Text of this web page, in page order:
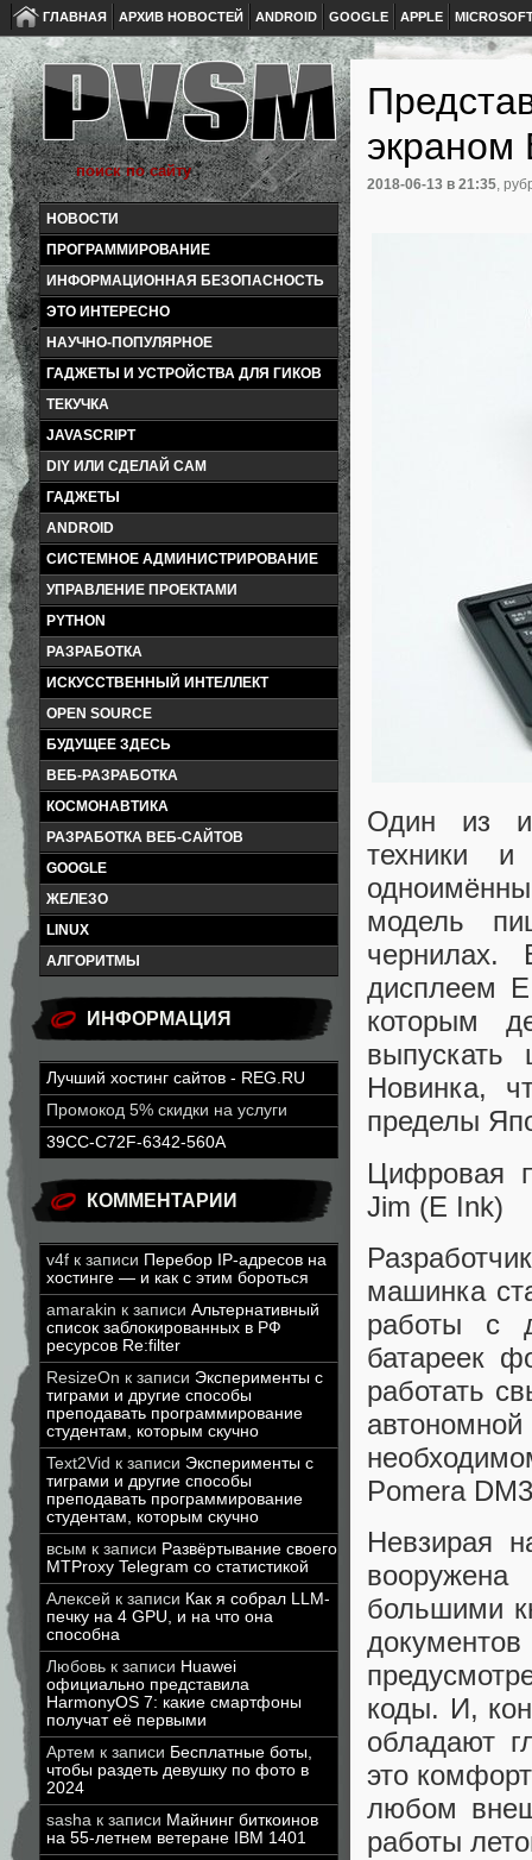
ГЛАВНАЯ АРХИВ НОВОСТЕЙ ANDROID GOOGLE APPLE
НОВОСТИ
ПРОГРАММИРОВАНИЕ
ИНФОРМАЦИОННАЯ БЕЗОПАСНОСТЬ
ЭТО ИНТЕРЕСНО
НАУЧНО-ПОПУЛЯРНОЕ
ГАДЖЕТЫ И УСТРОЙСТВА ДЛЯ ГИКОВ
ТЕКУЧКА
JAVASCRIPT
DIY ИЛИ СДЕЛАЙ САМ
ГАДЖЕТЫ
ANDROID
СИСТЕМНОЕ АДМИНИСТРИРОВАНИЕ
УПРАВЛЕНИЕ ПРОЕКТАМИ
PYTHON
РАЗРАБОТКА
ИСКУССТВЕННЫЙ ИНТЕЛЛЕКТ
OPEN SOURCE
БУДУЩЕЕ ЗДЕСЬ
ВЕБ-РАЗРАБОТКА
КОСМОНАВТИКА
РАЗРАБОТКА ВЕБ-САЙТОВ
GOOGLE
ЖЕЛЕЗО
LINUX
АЛГОРИТМЫ
ИНФОРМАЦИЯ
Лучший хостинг сайтов - REG.RU
Промокод 5% скидки на услуги
39CC-C72F-6342-560A
КОММЕНТАРИИ
v4f к записи Перебор IP-адресов на
хостинге — и как с этим бороться
amarakin к записи Альтернативный
список заблокированных в РФ
ресурсов Re:filter
ResizeOn к записи Эксперименты с
тиграми и другие способы
преподавать программирование
студентам, которым скучно
Text2Vid к записи Эксперименты с
тиграми и другие способы
преподавать программирование
студентам, которым скучно
всым к записи Развёртывание своего
MTProxy Telegram со статистикой
Алексей к записи Как я собрал LLM-
печку на 4 GPU, и на что она
способна
Любовь к записи Huawei
официально представила
HarmonyOS 7: какие смартфоны
получат её первыми
Артем к записи Бесплатные боты,
чтобы раздеть девушку по фото в
2024
sasha к записи Майнинг биткоинов
на 55-летнем ветеране IBM 1401
экраном
2018-06-13 в 21:35,
Один из
техники
модель
дисплеем
которым
Новинка,
пределы
Цифровая
Jim (E Ink)
машинка
работы с
батареек
работать
Pomera
Невзирая
большими
коды. И,
обладают
это
любом
работы